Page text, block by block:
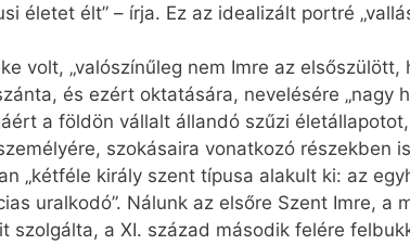
életet élt” – írja. Ez az idealizált portré
volt, „valószínűleg nem Imre az
és ezért oktatására, nevelésére „nagy
a földön vállalt állandó szűzi
szokásaira vonatkozó részekben
„kétféle király szent típusa alakult ki: az
uralkodó”. Nálunk az elsőre Szent Imre, a
szolgálta, a XI. század második felére